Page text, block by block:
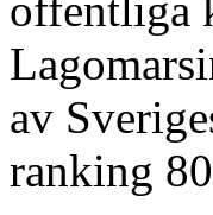
av
ranking